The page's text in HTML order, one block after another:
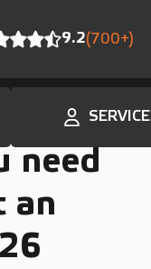
9.2(700+)
SERVICE
need
an